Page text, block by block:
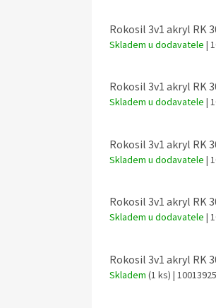
Rokosil 3v1 akryl RK
Skladem u dodavatele |
Rokosil 3v1 akryl RK
Skladem u dodavatele |
Rokosil 3v1 akryl RK
Skladem u dodavatele |
Rokosil 3v1 akryl RK
Skladem u dodavatele |
Rokosil 3v1 akryl RK
Skladem (1 ks) | 10013925